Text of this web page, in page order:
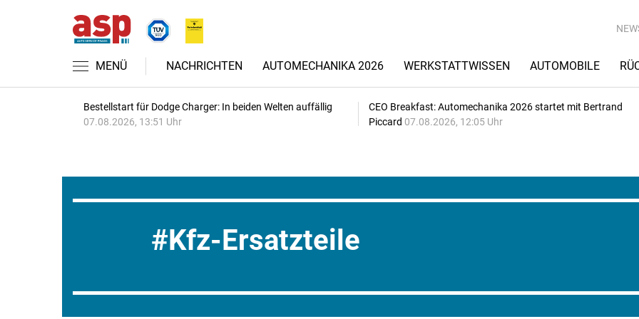
MENÜ NACHRICHTEN AUTOMECHANIKA 2026 WERKSTATTWISSEN AUTOMOBILE
Bestellstart für Dodge Charger: In beiden Welten auffällig
07.08.2026, 13:51 Uhr
CEO Breakfast: Automechanika 2026 startet mit Bertrand
Piccard 07.08.2026, 12:05 Uhr
Kfz-Ersatzteile